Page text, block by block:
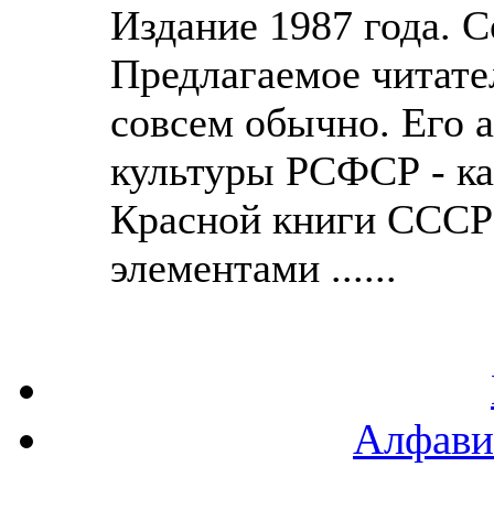
Издание 1987 года.
Предлагаемое
совсем обычно. Его
культуры РСФСР -
Красной книги СССР
элементами ......